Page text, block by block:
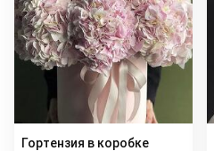
Гортензия в коробке